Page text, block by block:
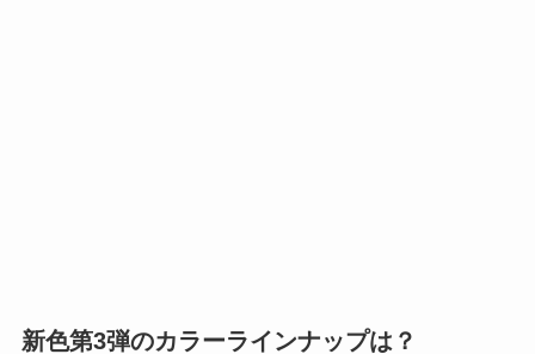
新色第3弾のカラーラインナップは？